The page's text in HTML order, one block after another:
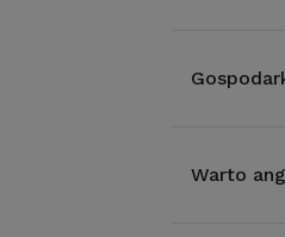
Warto